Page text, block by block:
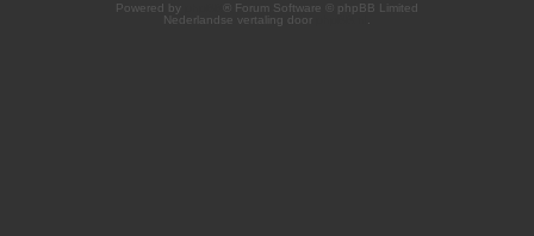
Powered by
® Forum Software © phpBB Limited
Nederlandse vertaling door